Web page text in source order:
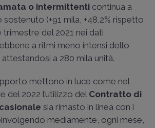
o intermittenti continua a
(+91 mila, +48,2% rispetto
del 2021 nei dati
a ritmi meno intensi dello
a 280 mila unità.
mettono in luce come nel
del 2022 l’utilizzo delContratto di
sia rimasto in linea con i
mediamente, ogni mese,